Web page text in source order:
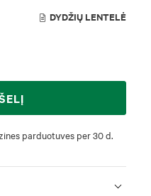
DYDŽIŲ LENTELĖ
parduotuves per 30 d.